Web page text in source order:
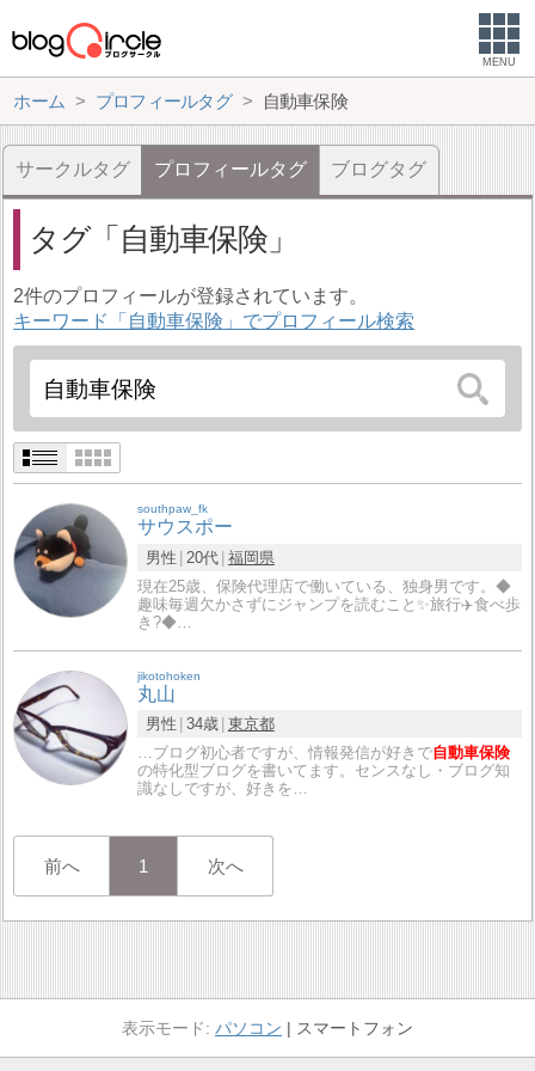
MENU
ホーム プロフィールタグ 自動車保険
サークルタグ プロフィールタグ ブログタグ
タグ 自動車保険
2件のプロフィールが登録されています。
キーワード「自動車保険」でプロフィール検索
southpaw_fk
サウスポー
男性 20代 福岡県
現在25歳、保険代理店で働いている、独身男です。◆
趣味毎週欠かさずにジャンプを読むこと✨旅行✈️食べ歩
き?◆…
jikotohoken
丸山
男性 34歳 東京都
…ブログ初心者ですが、情報発信が好きで自動車保険
の特化型ブログを書いてます。センスなし・ブログ知
識なしですが、好きを…
前へ 1 次へ
パソコン スマートフォン